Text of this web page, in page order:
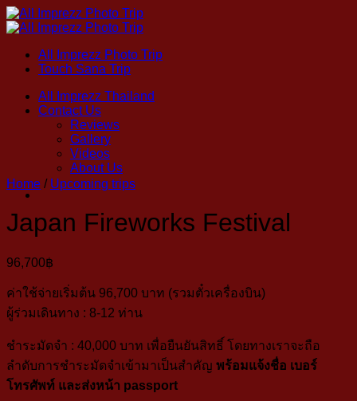
Skip
to
All Imprezz Photo Trip
Touch Sana Trip
All Imprezz Thailand
Contact Us
Reviews
Gallery
Videos
About Us
Home / Upcoming trips
Japan Fireworks Festival
96,700฿
ค่าใช้จ่ายเริ่มต้น 96,700 บาท (รวมตั๋วเครื่องบิน)
ผู้ร่วมเดินทาง : 8-12 ท่าน
ชำระมัดจำ : 40,000 บาท เพื่อยืนยันสิทธิ์ โดยทางเราจะถือ
ลำดับการชำระมัดจำเข้ามาเป็นสำคัญ พร้อมแจ้งชื่อ เบอร์
โทรศัพท์ และส่งหน้า passport